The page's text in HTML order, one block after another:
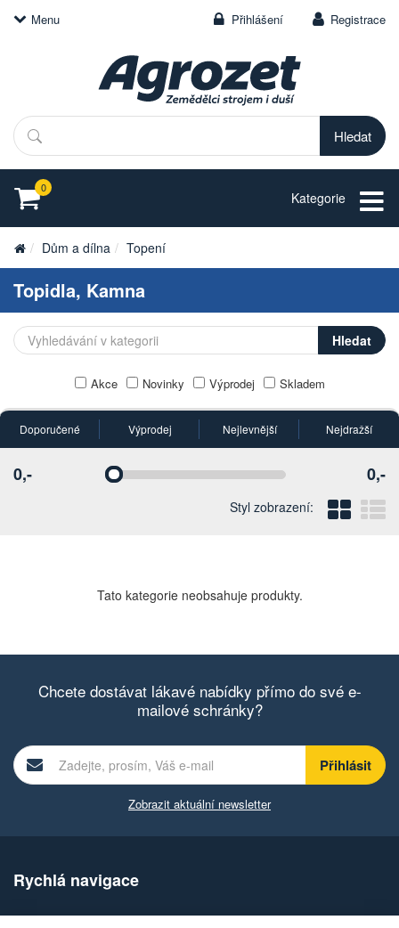
Menu Přihlášení Registrace
Hledat
0
Kategorie
Dům a dílna Topení
Topidla, Kamna
Akce Novinky Výprodej Skladem
Doporučené Výprodej Nejlevnější Nejdražší
Vyberte
Vyberte
0,- 0,-
Styl zobrazení:
Tato kategorie neobsahuje produkty.
Chcete dostávat lákavé nabídky přímo do své e-
mailové schránky?
Zobrazit aktuální newsletter
Rychlá navigace